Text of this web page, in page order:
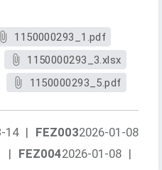
1150000293_1.pdf
1150000293_3.xlsx
1150000293_5.pdf
FEZ0032026-01-08
14 |
FEZ0042026-01-08 |
|